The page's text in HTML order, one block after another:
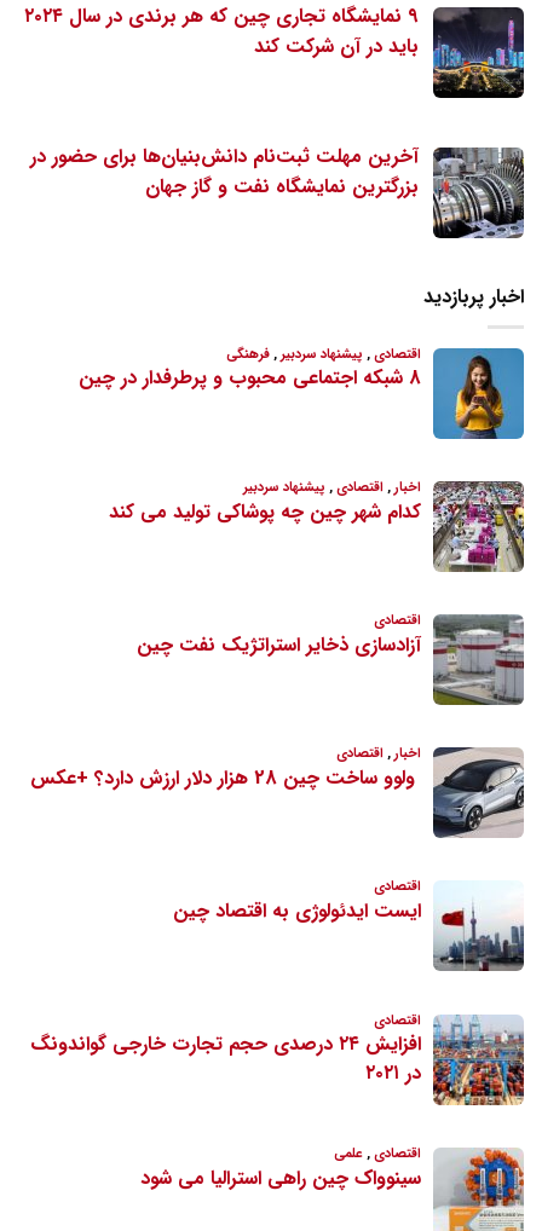
۹ نمایشگاه تجاری چین که هر برندی در سال ۲۰۲۴
باید در آن شرکت کند
آخرین مهلت ثبت‌نام دانش‌بنیان‌ها برای حضور در
بزرگترین نمایشگاه نفت و گاز جهان
اخبار پربازدید